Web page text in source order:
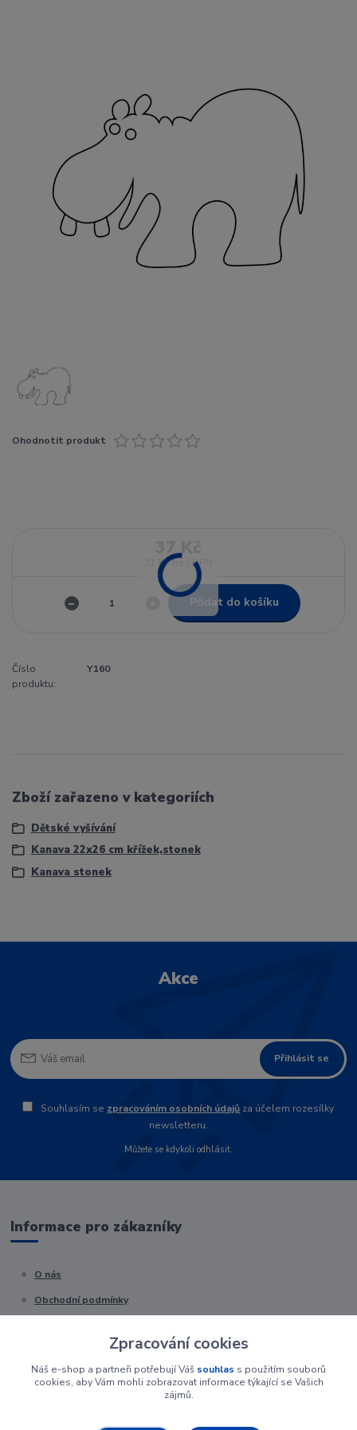
Ohodnotit produkt
37 Kč
31 Kč bez DPH
Přidat do košíku
Číslo
produktu:
Y160
Zboží zařazeno v kategoriích
Dětské vyšívání
Kanava 22x26 cm křížek,stonek
Kanava stonek
Akce
Přihlásit se
Souhlasím se zpracováním osobních údajů za účelem rozesílky
newsletteru.
Můžete se kdykoli odhlásit.
Informace pro zákazníky
O nás
Obchodní podmínky
Zpracování cookies
Náš e-shop a partneři potřebují Váš souhlas s použitím souborů
cookies, aby Vám mohli zobrazovat informace týkající se Vašich
zájmů.